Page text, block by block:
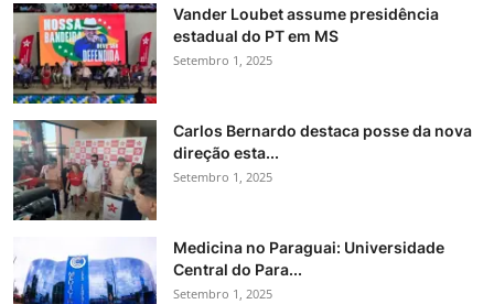
Vander Loubet assume presidência
estadual do PT em MS
Setembro 1, 2025
Carlos Bernardo destaca posse da nova
direção esta...
Setembro 1, 2025
Medicina no Paraguai: Universidade
Central do Para...
Setembro 1, 2025